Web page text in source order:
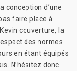
conception d’une
faire place à
couverture, la
des normes
en étant équipés
N’hésitez donc